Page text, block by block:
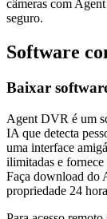
câmeras com
seguro.
Software
Baixar
Agent DVR é um
IA que detecta
uma interface
ilimitadas e fornece
Faça download do
propriedade 24